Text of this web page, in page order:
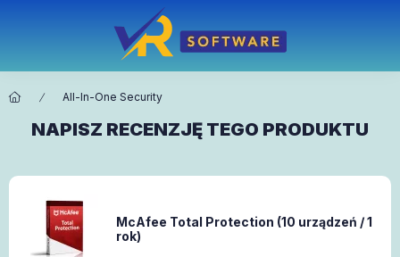
All-In-One Security
NAPISZ RECENZJĘ TEGO PRODUKTU
McAfee Total Protection (10 urządzeń / 1
rok)